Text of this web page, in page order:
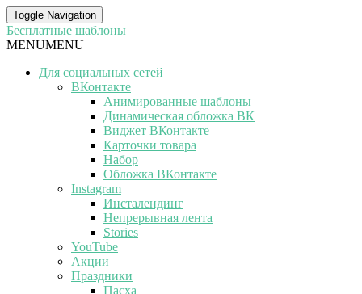
Toggle Navigation
Бесплатные шаблоны
MENUMENU
Для социальных сетей
ВКонтакте
Анимированные шаблоны
Динамическая обложка ВК
Виджет ВКонтакте
Карточки товара
Набор
Обложка ВКонтакте
Instagram
Инсталендинг
Непрерывная лента
Stories
YouTube
Акции
Праздники
Пасха